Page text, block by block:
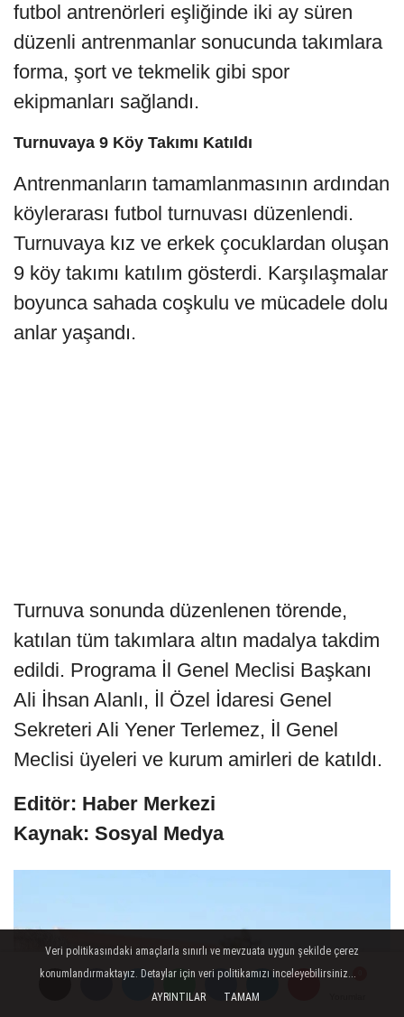
futbol antrenörleri eşliğinde iki ay süren
düzenli antrenmanlar sonucunda takımlara
forma, şort ve tekmelik gibi spor
ekipmanları sağlandı.
Turnuvaya 9 Köy Takımı Katıldı
Antrenmanların tamamlanmasının ardından
köylerarası futbol turnuvası düzenlendi.
Turnuvaya kız ve erkek çocuklardan oluşan
9 köy takımı katılım gösterdi. Karşılaşmalar
boyunca sahada coşkulu ve mücadele dolu
anlar yaşandı.
Turnuva sonunda düzenlenen törende,
katılan tüm takımlara altın madalya takdim
edildi. Programa İl Genel Meclisi Başkanı
Ali İhsan Alanlı, İl Özel İdaresi Genel
Sekreteri Ali Yener Terlemez, İl Genel
Meclisi üyeleri ve kurum amirleri de katıldı.
Editör: Haber Merkezi
Kaynak: Sosyal Medya
Veri politikasındaki amaçlarla sınırlı ve mevzuata uygun şekilde çerez
konumlandırmaktayız. Detaylar için veri politikamızı inceleyebilirsiniz...
AYRINTILAR
TAMAM